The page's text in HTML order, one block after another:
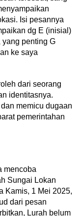
Isi pesannya
dg E (inisial)
yang penting G
ke saya
dari seorang
identitasnya.
memicu dugaan
pemerintahan
mencoba
Sungai Lokan
Kamis, 1 Mei 2025,
dari pesan
Lurah belum